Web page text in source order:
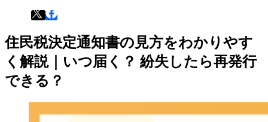
住民税決定通知書の見方をわかりやす
く解説｜いつ届く？ 紛失したら再発行
できる？